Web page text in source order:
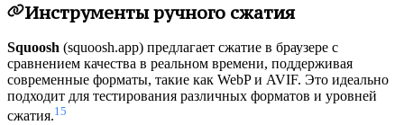
Инструменты ручного сжатия
Squoosh (squoosh.app) предлагает сжатие в браузере с
сравнением качества в реальном времени, поддерживая
современные форматы, такие как WebP и AVIF. Это идеально
подходит для тестирования различных форматов и уровней
сжатия.15